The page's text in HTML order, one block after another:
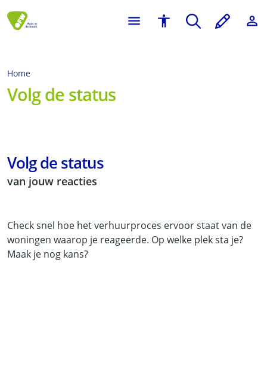
Home
Volg de status
Volg de status
van jouw reacties
Check snel hoe het verhuurproces ervoor staat van de
woningen waarop je reageerde. Op welke plek sta je?
Maak je nog kans?